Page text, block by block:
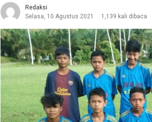
Redaksi
Selasa, 10 Agustus 2021
1,139 kali dibaca